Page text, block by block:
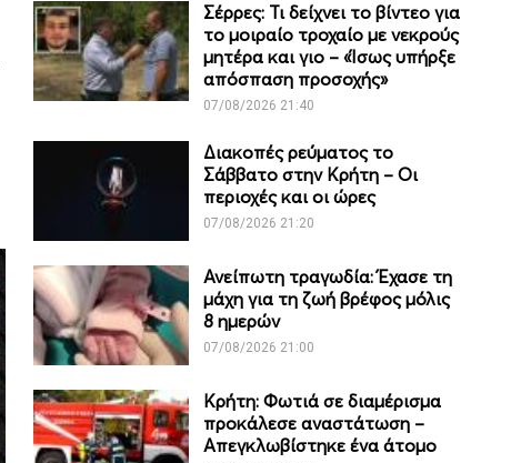
Σέρρες: Τι δείχνει το βίντεο για
το μοιραίο τροχαίο με νεκρούς
μητέρα και γιο – «Ίσως υπήρξε
απόσπαση προσοχής»
07/08/2026 21:40
Διακοπές ρεύματος το
Σάββατο στην Κρήτη – Οι
περιοχές και οι ώρες
07/08/2026 21:20
Ανείπωτη τραγωδία: Έχασε τη
μάχη για τη ζωή βρέφος μόλις
8 ημερών
07/08/2026 21:00
Κρήτη: Φωτιά σε διαμέρισμα
προκάλεσε αναστάτωση –
Απεγκλωβίστηκε ένα άτομο